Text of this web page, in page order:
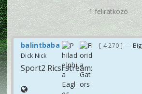
1 feliratkozó
balintbaba 4 270
— Big
Dick Nick
Sport2 Ricsi stream: